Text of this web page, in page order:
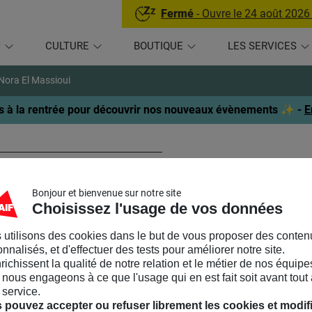
Fermé - Ouvre le 24 août
CULTURE BOUTIQUE LES SERVICES
El Massioui
à la rentrée pour découvrir nos nouveaux évènements ✨ -
du MSc « Race, Ethnicity & Postcolonial Studies » de la
au sein d’organisations françaises, anglaises et
Les Zégaux pendant 5 ans. Elle est actuellement
thématiques : oppressions systémiques,
responsable et consciente. En 2020, elle a co-signé
Bonjour et bienvenue sur notre site
Choisissez l'usage de vos données
utilisons des cookies dans le but de vous proposer des
et d'effectuer des tests pour améliorer notre site.
la qualité de notre relation et le métier de nos
nous engageons à ce que l'usage qui en est fait soit avant tout
pouvez accepter ou refuser librement les cookies et